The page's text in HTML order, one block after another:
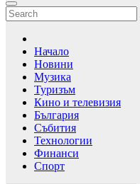
Начало
Новини
Музика
Туризъм
Кино и телевизия
България
Събития
Технологии
Финанси
Спорт